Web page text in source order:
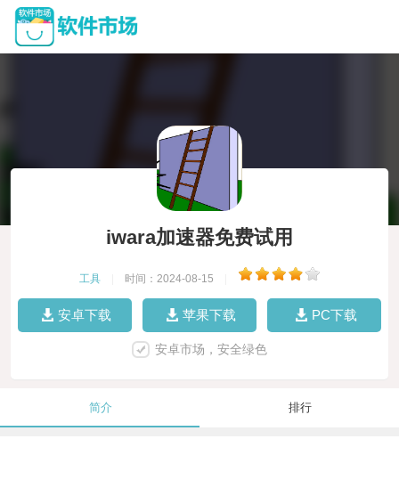
iwara加速器免费试用
工具 时间：2024-08-15
安卓下载 苹果下载 PC下载
安卓市场，安全绿色
简介 排行